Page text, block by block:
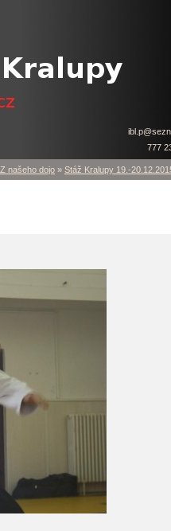
ibl.p@
777
Z našeho dojo » Stáž Kralupy 19.-